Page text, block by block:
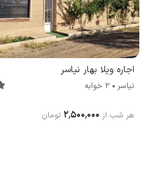
اجاره ویلا بهار نیاسر
نیاسر 2 خوابه
هر شب از ۲٬۵۰۰٬۰۰۰ تومان